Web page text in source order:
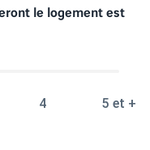
le logement est
4 5 et +